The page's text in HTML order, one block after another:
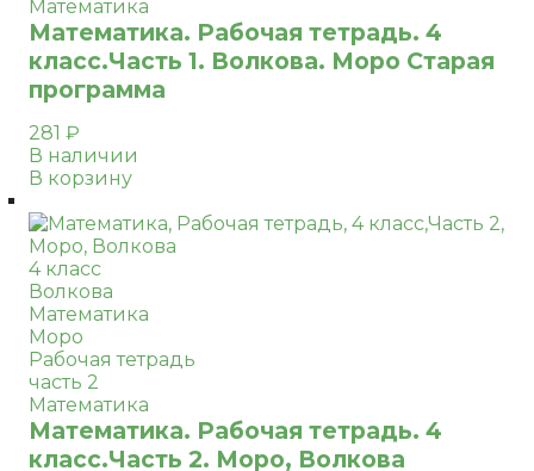
Математика
Математика. Рабочая тетрадь. 4
класс.Часть 1. Волкова. Моро Старая
программа
281 ₽
В наличии
В корзину
4 класс
Волкова
Математика
Моро
Рабочая тетрадь
часть 2
Математика
Математика. Рабочая тетрадь. 4
класс.Часть 2. Моро, Волкова